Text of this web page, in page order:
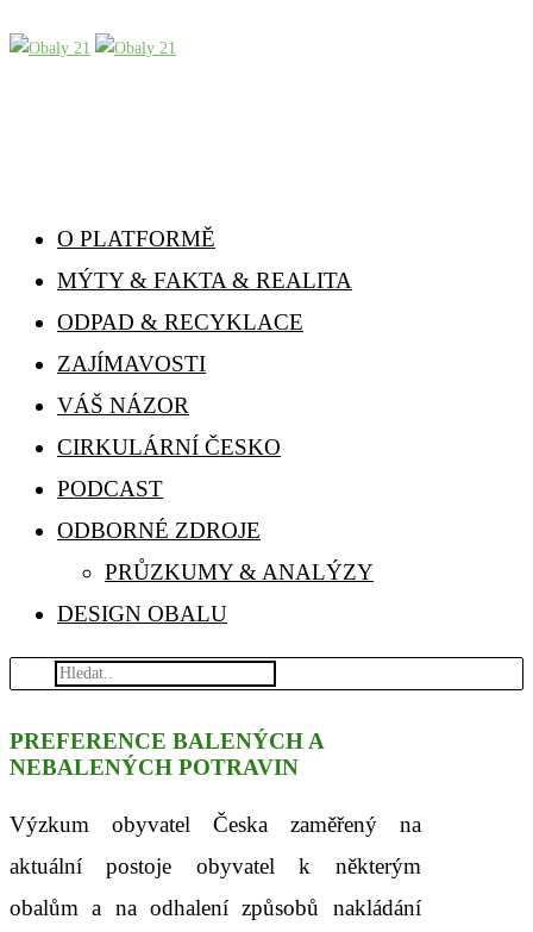
O PLATFORMĚ
MÝTY & FAKTA & REALITA
ODPAD & RECYKLACE
ZAJÍMAVOSTI
VÁŠ NÁZOR
CIRKULÁRNÍ ČESKO
PODCAST
ODBORNÉ ZDROJE
PRŮZKUMY & ANALÝZY
DESIGN OBALU
PREFERENCE BALENÝCH A
NEBALENÝCH POTRAVIN
Výzkum obyvatel Česka zaměřený na
aktuální postoje obyvatel k některým
obalům a na odhalení způsobů nakládání